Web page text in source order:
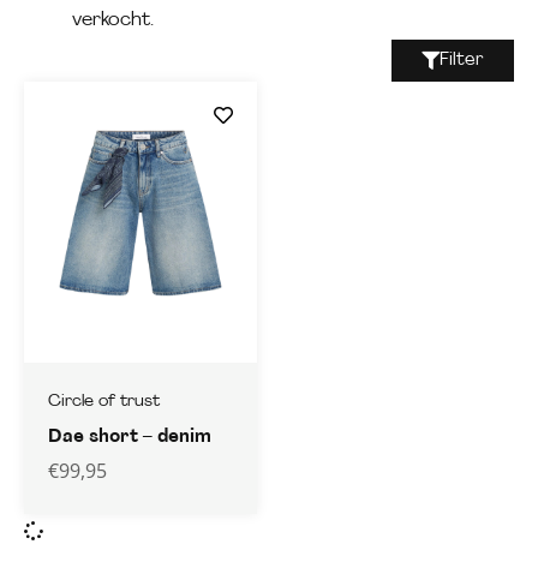
verkocht.
Filter
Circle of trust
Dae short – denim
€99,95